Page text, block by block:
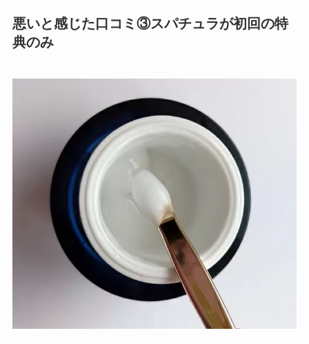
悪いと感じた口コミ③スパチュラが初回の特
典のみ